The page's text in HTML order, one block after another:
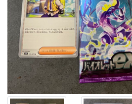
拡
張
パ
ッ
ク
「バ
イ